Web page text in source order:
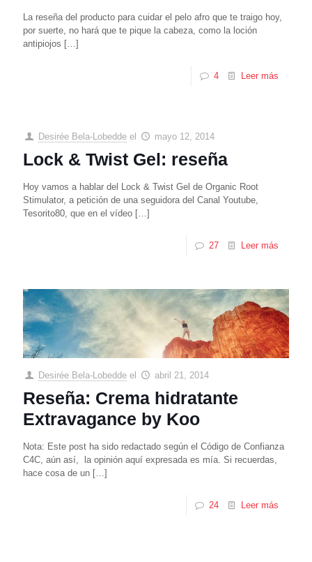
La reseña del producto para cuidar el pelo afro que te traigo hoy,
por suerte, no hará que te pique la cabeza, como la loción
antipiojos […]
4 Leer más
Desirée Bela-Lobedde el mayo 12, 2014
Lock & Twist Gel: reseña
Hoy vamos a hablar del Lock & Twist Gel de Organic Root
Stimulator, a petición de una seguidora del Canal Youtube,
Tesorito80, que en el vídeo […]
27 Leer más
Desirée Bela-Lobedde el abril 21, 2014
Reseña: Crema hidratante
Extravagance by Koo
Nota: Este post ha sido redactado según el Código de Confianza
C4C, aún así, la opinión aquí expresada es mía. Si recuerdas,
hace cosa de un […]
24 Leer más